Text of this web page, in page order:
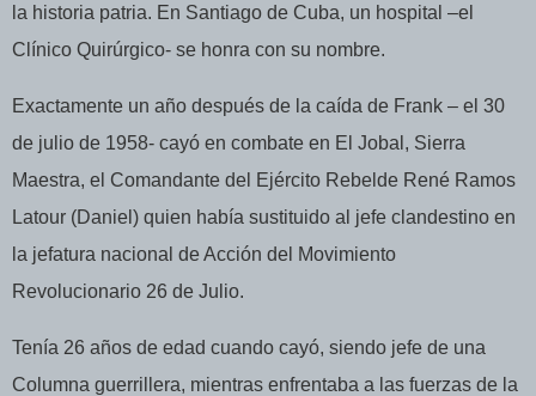
la historia patria. En Santiago de Cuba, un hospital –el
Clínico Quirúrgico- se honra con su nombre.
Exactamente un año después de la caída de Frank – el 30
de julio de 1958- cayó en combate en El Jobal, Sierra
Maestra, el Comandante del Ejército Rebelde René Ramos
Latour (Daniel) quien había sustituido al jefe clandestino en
la jefatura nacional de Acción del Movimiento
Revolucionario 26 de Julio.
Tenía 26 años de edad cuando cayó, siendo jefe de una
Columna guerrillera, mientras enfrentaba a las fuerzas de la